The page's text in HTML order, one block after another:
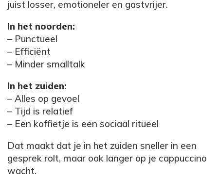
juist losser, emotioneler en gastvrijer.
In het noorden:
– Punctueel
– Efficiënt
– Minder smalltalk
In het zuiden:
– Alles op gevoel
– Tijd is relatief
– Een koffietje is een sociaal ritueel
Dat maakt dat je in het zuiden sneller in een
gesprek rolt, maar ook langer op je cappuccino
wacht.